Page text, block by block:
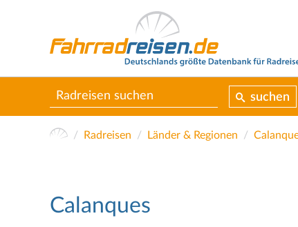
suchen
Radreisen Länder & Regionen
Calanques